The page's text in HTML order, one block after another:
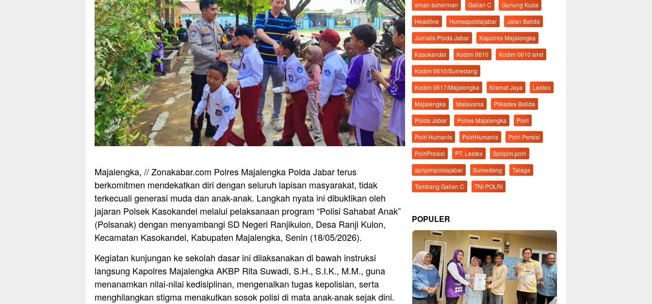
Majalengka, // Zonakabar.com Polres Majalengka Polda Jabar terus
berkomitmen mendekatkan diri dengan seluruh lapisan masyarakat, tidak
terkecuali generasi muda dan anak-anak. Langkah nyata ini dibuktikan oleh
jajaran Polsek Kasokandel melalui pelaksanaan program “Polisi Sahabat Anak”
(Polsanak) dengan menyambangi SD Negeri Ranjikulon, Desa Ranji Kulon,
Kecamatan Kasokandel, Kabupaten Majalengka, Senin (18/05/2026).
Kegiatan kunjungan ke sekolah dasar ini dilaksanakan di bawah instruksi
langsung Kapolres Majalengka AKBP Rita Suwadi, S.H., S.I.K., M.M., guna
menanamkan nilai-nilai kedisiplinan, mengenalkan tugas kepolisian, serta
menghilangkan stigma menakutkan sosok polisi di mata anak-anak sejak dini.
eman suherman
Galian C
Gunung Kuda
Headline
Humaspoldajabar
Jalan Balida
Jurnalis Polda Jabar
Kapolres Majalengka
Kasokandel
Kodim 0610
Kodim 0610 smd
Kodim 0610/Sumedang
Kodim 0617/Majalengka
Kramat Jaya
Leetex
Majalengka
Malausma
Pilkades Balida
Polda Jabar
Polres Majalengka
Polri
Polri Humanis
PolriHumanis
Polri Persisi
PolriPresisi
PT. Leetex
Spripim.polri
spripimpoldajabar
Sumedang
Talaga
Tambang Galian C
TNI POLRI
POPULER